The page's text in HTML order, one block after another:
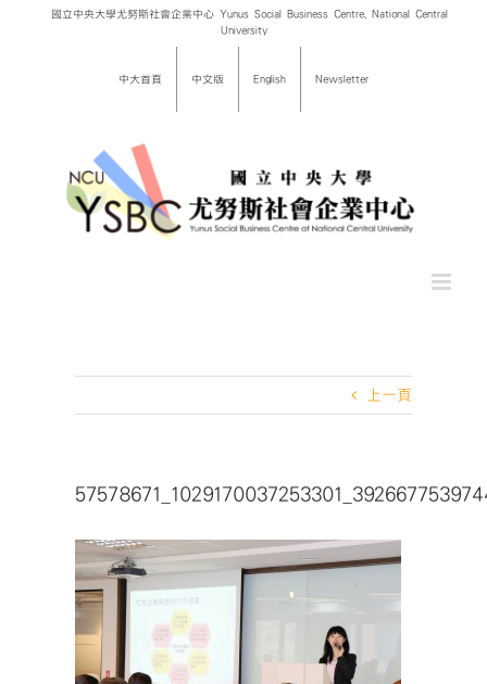
國立中央大學尤努斯社會企業中心 Yunus Social Business Centre, National Central
University
中大首頁 中文版 English Newsletter
上一頁